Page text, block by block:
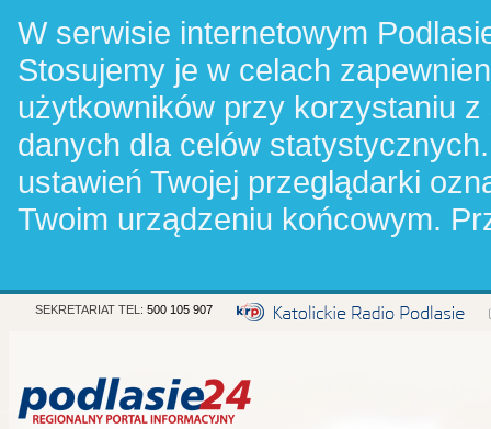
W serwisie internetowym
Stosujemy je w celach
użytkowników przy korzystaniu
danych dla celów
ustawień Twojej przeglądarki
Twoim urządzeniu końcowym.
SEKRETARIAT TEL: 500 105 907